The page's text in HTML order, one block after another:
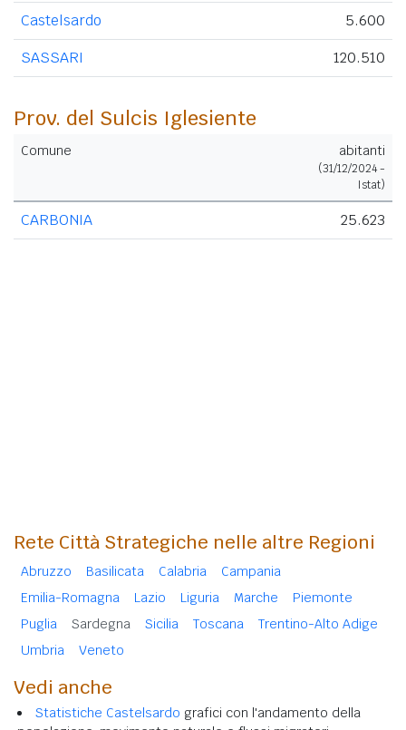
Castelsardo
5.600
SASSARI
120.510
Prov. del Sulcis Iglesiente
Comune abitanti
(31/12/2024 -
Istat)
CARBONIA 25.623
Rete Città Strategiche nelle altre Regioni
Abruzzo Basilicata Calabria
Campania
Emilia-Romagna
Lazio Liguria Marche
Piemonte
Puglia
Sardegna Sicilia Toscana
Trentino-Alto Adige
Umbria
Veneto
Vedi anche
Statistiche Castelsardo grafici con l'andamento della